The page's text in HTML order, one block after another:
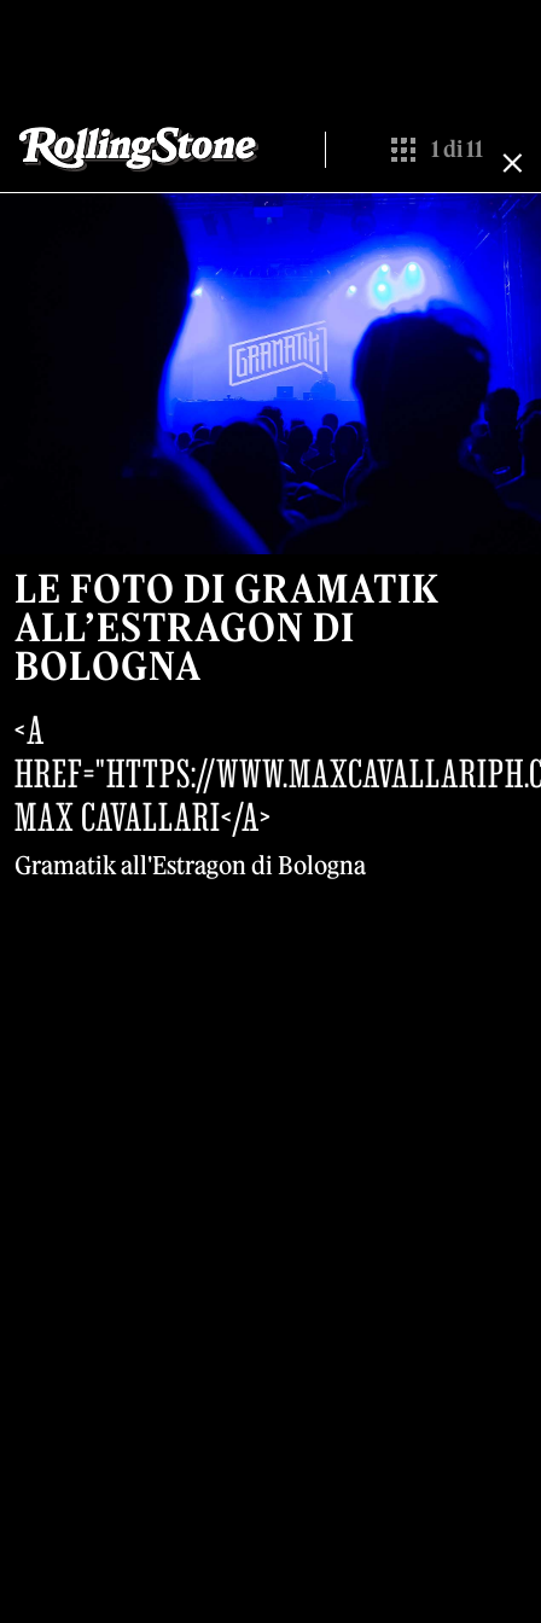
Show All
1di11
LE FOTO DI GRAMATIK
ALL’ESTRAGON DI
BOLOGNA
<A
HREF="HTTPS://
MAX CAVALLARI</A>
Gramatik all'Estragon di Bologna